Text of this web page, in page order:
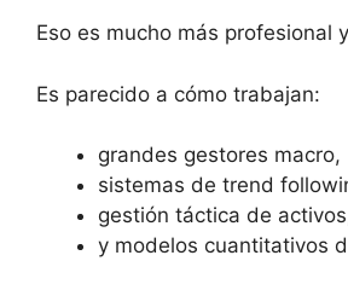
Eso es mucho más profesional
Es parecido a cómo trabajan:
grandes gestores macro,
sistemas de trend
gestión táctica de
y modelos cuantitativos